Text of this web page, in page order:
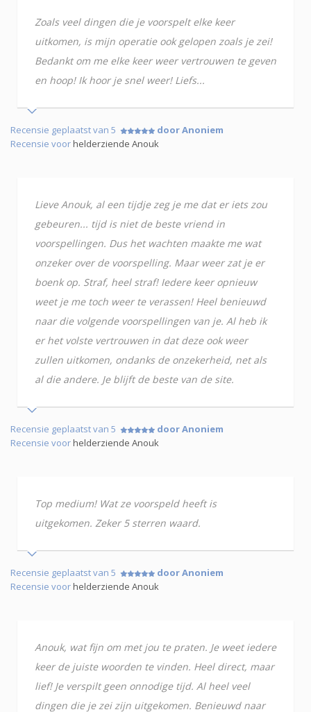
Zoals veel dingen die je voorspelt elke keer
uitkomen, is mijn operatie ook gelopen zoals je zei!
Bedankt om me elke keer weer vertrouwen te geven
en hoop! Ik hoor je snel weer! Liefs...
Recensie geplaatst van 5
door Anoniem
Recensie voorhelderziende Anouk
Lieve Anouk, al een tijdje zeg je me dat er iets zou
gebeuren... tijd is niet de beste vriend in
voorspellingen. Dus het wachten maakte me wat
onzeker over de voorspelling. Maar weer zat je er
boenk op. Straf, heel straf! Iedere keer opnieuw
weet je me toch weer te verassen! Heel benieuwd
naar die volgende voorspellingen van je. Al heb ik
er het volste vertrouwen in dat deze ook weer
zullen uitkomen, ondanks de onzekerheid, net als
al die andere. Je blijft de beste van de site.
Recensie geplaatst van 5
door Anoniem
Recensie voorhelderziende Anouk
Top medium! Wat ze voorspeld heeft is
uitgekomen. Zeker 5 sterren waard.
Recensie geplaatst van 5
door Anoniem
Recensie voorhelderziende Anouk
Anouk, wat fijn om met jou te praten. Je weet iedere
keer de juiste woorden te vinden. Heel direct, maar
lief! Je verspilt geen onnodige tijd. Al heel veel
dingen die je zei zijn uitgekomen. Benieuwd naar